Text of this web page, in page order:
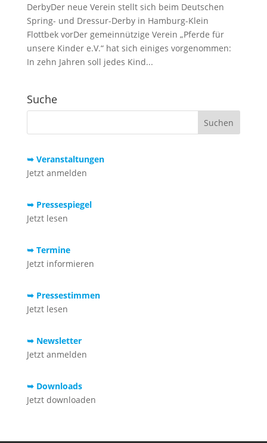
DerbyDer neue Verein stellt sich beim Deutschen
Spring- und Dressur-Derby in Hamburg-Klein
Flottbek vorDer gemeinnützige Verein „Pferde für
unsere Kinder e.V.“ hat sich einiges vorgenommen:
In zehn Jahren soll jedes Kind...
Suche
➥ Veranstaltungen
Jetzt anmelden
➥ Pressespiegel
Jetzt lesen
➥ Termine
Jetzt informieren
➥ Pressestimmen
Jetzt lesen
➥ Newsletter
Jetzt anmelden
➥ Downloads
Jetzt downloaden